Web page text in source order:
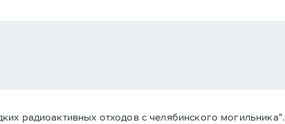
радиоактивных отходов с челябинского могильника".